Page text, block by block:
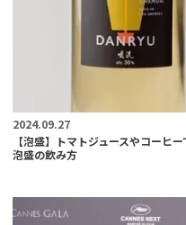
2024.09.27
【泡盛】トマトジュースやコーヒ
泡盛の飲み方